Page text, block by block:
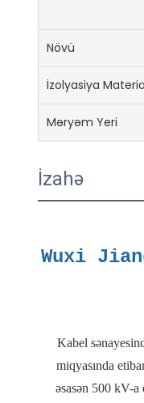
Növü
İzolyasiya
Məryəm Yeri
İzahə
Wuxi
Kabel
miqyasında
əsasən 500 kV-